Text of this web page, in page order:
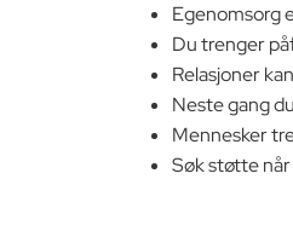
Egenomsorg
Du trenger
Relasjoner
Neste gang
Mennesker
Søk støtte